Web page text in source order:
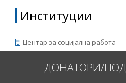
Институции
Центар за социјална работа
ДОНАТОРИ/